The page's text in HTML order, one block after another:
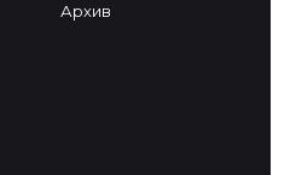
Архив